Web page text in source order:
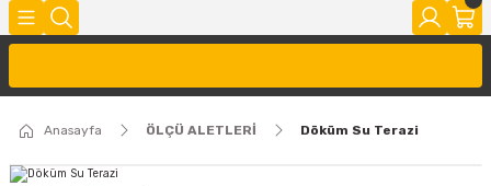
Anasayfa ÖLÇÜ ALETLERİ Döküm Su Terazi